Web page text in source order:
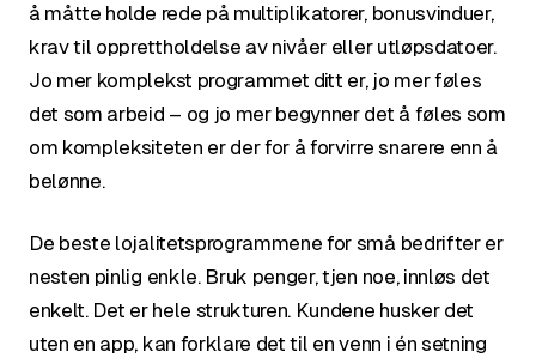
å måtte holde rede på multiplikatorer, bonusvinduer,
krav til opprettholdelse av nivåer eller utløpsdatoer.
Jo mer komplekst programmet ditt er, jo mer føles
det som arbeid – og jo mer begynner det å føles som
om kompleksiteten er der for å forvirre snarere enn å
belønne.
De beste lojalitetsprogrammene for små bedrifter er
nesten pinlig enkle. Bruk penger, tjen noe, innløs det
enkelt. Det er hele strukturen. Kundene husker det
uten en app, kan forklare det til en venn i én setning